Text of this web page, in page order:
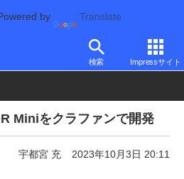
by Translate
検索 Impressサイト
Miniをクラファンで開発
宇都宮 充 2023年10月3日 20:11